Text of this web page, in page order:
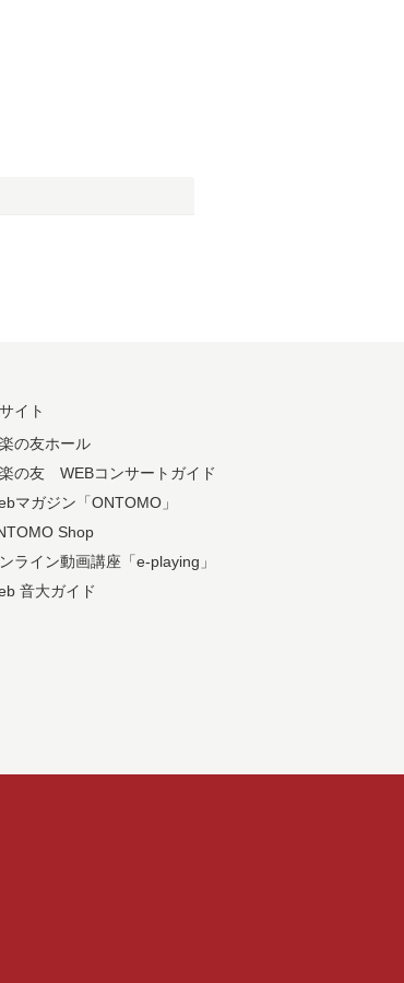
イト
の友ホール
の友 WEBコンサートガイド
マガジン「ONTOMO」
Shop
ライン動画講座「e-playing」
音大ガイド